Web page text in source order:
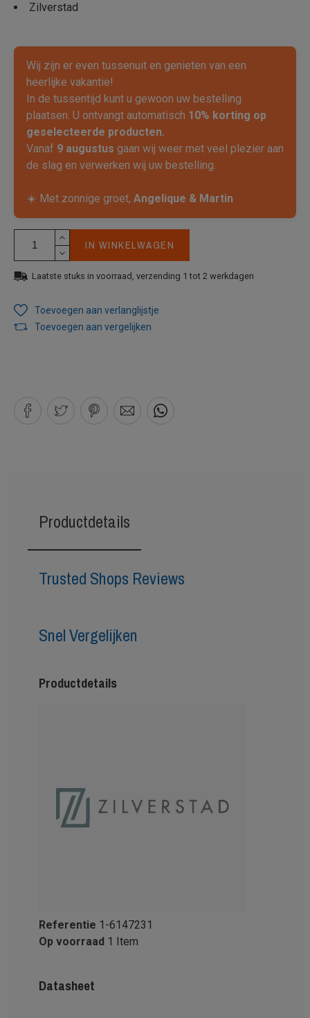
Zilverstad
Wij zijn er even tussenuit en genieten van een
heerlijke vakantie!
In de tussentijd kunt u gewoon uw bestelling
plaatsen. U ontvangt automatisch 10% korting op
geselecteerde producten.
Vanaf 9 augustus gaan wij weer met veel plezier aan
de slag en verwerken wij uw bestelling.
☀️ Met zonnige groet, Angelique & Martin
IN WINKELWAGEN
Laatste stuks in voorraad, verzending 1 tot 2 werkdagen
Toevoegen aan verlanglijstje
Toevoegen aan vergelijken
Productdetails
Trusted Shops Reviews
Snel Vergelijken
Productdetails
Referentie 1-6147231
Op voorraad 1 Item
Datasheet